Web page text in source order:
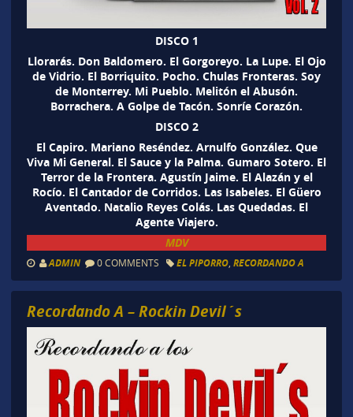
DISCO 1
Llorarás. Don Baldomero. El Gorgoreyo. La Lupe. El Ojo
de Vidrio. El Borriquito. Pocho. Chulas Fronteras. Soy
de Monterrey. Mi Pueblo. Melitón el Abusón.
Borrachera. A Golpe de Tacón. Sonríe Corazón.
DISCO 2
El Capiro. Mariano Reséndez. Arnulfo González. Que
Viva Mi General. El Sauce y la Palma. Gumaro Sotero. El
Terror de la Frontera. Agustín Jaime. El Alazán y el
Rocío. El Cantador de Corridos. Las Isabeles. El Güero
Aventado. Natalio Reyes Colás. Las Quedadas. El
Agente Viajero.
MDV
ADMIN 0 COMMENTS EL PIPORRO, RECORDANDO A
Recordando A – Rockin Devil´s